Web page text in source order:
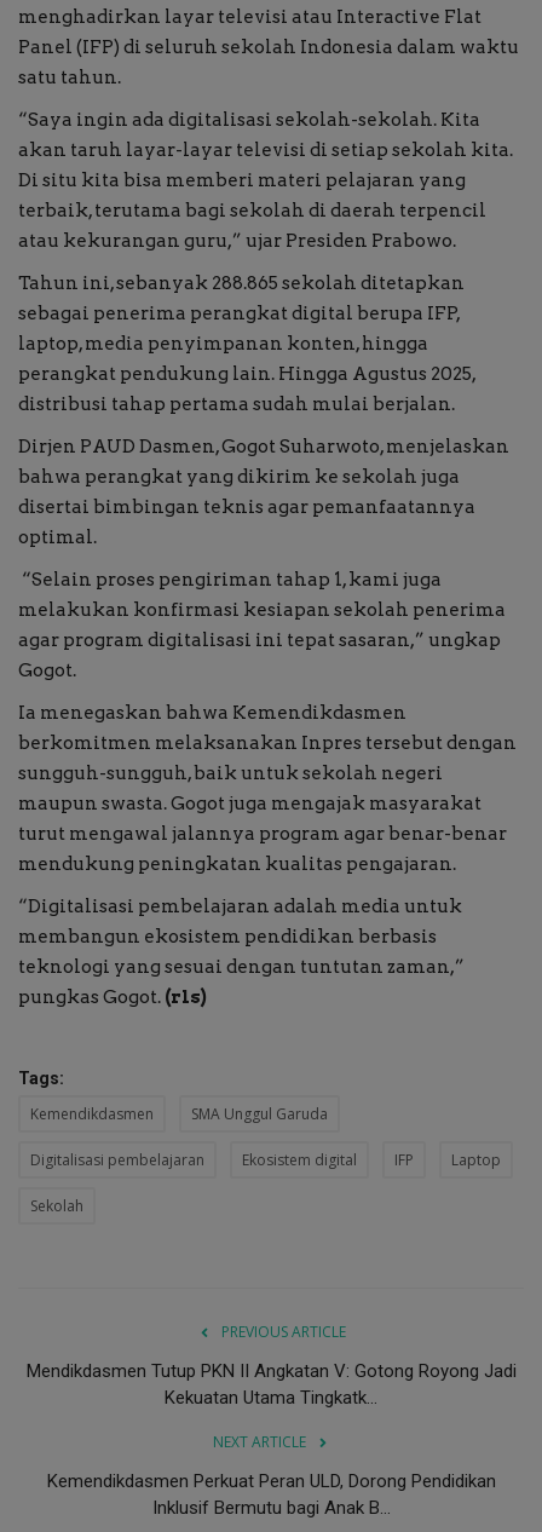
menghadirkan layar televisi atau Interactive Flat
Panel (IFP) di seluruh sekolah Indonesia dalam waktu
satu tahun.
“Saya ingin ada digitalisasi sekolah-sekolah. Kita
akan taruh layar-layar televisi di setiap sekolah kita.
Di situ kita bisa memberi materi pelajaran yang
terbaik, terutama bagi sekolah di daerah terpencil
atau kekurangan guru,” ujar Presiden Prabowo.
Tahun ini, sebanyak 288.865 sekolah ditetapkan
sebagai penerima perangkat digital berupa IFP,
laptop, media penyimpanan konten, hingga
perangkat pendukung lain. Hingga Agustus 2025,
distribusi tahap pertama sudah mulai berjalan.
Dirjen PAUD Dasmen, Gogot Suharwoto, menjelaskan
bahwa perangkat yang dikirim ke sekolah juga
disertai bimbingan teknis agar pemanfaatannya
optimal.
“Selain proses pengiriman tahap 1, kami juga
melakukan konfirmasi kesiapan sekolah penerima
agar program digitalisasi ini tepat sasaran,” ungkap
Gogot.
Ia menegaskan bahwa Kemendikdasmen
berkomitmen melaksanakan Inpres tersebut dengan
sungguh-sungguh, baik untuk sekolah negeri
maupun swasta. Gogot juga mengajak masyarakat
turut mengawal jalannya program agar benar-benar
mendukung peningkatan kualitas pengajaran.
“Digitalisasi pembelajaran adalah media untuk
membangun ekosistem pendidikan berbasis
teknologi yang sesuai dengan tuntutan zaman,”
pungkas Gogot. (rls)
Tags:
Kemendikdasmen SMA Unggul Garuda
Digitalisasi pembelajaran Ekosistem digital IFP Laptop
Sekolah
PREVIOUS ARTICLE
Mendikdasmen Tutup PKN II Angkatan V: Gotong Royong Jadi
Kekuatan Utama Tingkatk...
NEXT ARTICLE
Kemendikdasmen Perkuat Peran ULD, Dorong Pendidikan
Inklusif Bermutu bagi Anak B...